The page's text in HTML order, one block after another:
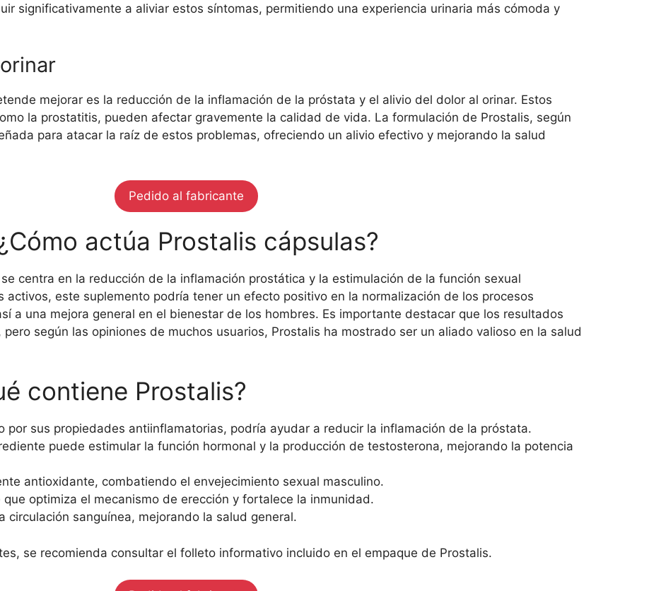
significativamente a aliviar estos síntomas, permitiendo una experiencia urinaria más cómoda y
mejorar es la reducción de la inflamación de la próstata y el alivio del dolor al orinar. Estos
la prostatitis, pueden afectar gravemente la calidad de vida. La formulación de Prostalis, según
para atacar la raíz de estos problemas, ofreciendo un alivio efectivo y mejorando la salud
Pedido al fabricante
actúa Prostalis cápsulas?
centra en la reducción de la inflamación prostática y la estimulación de la función sexual
activos, este suplemento podría tener un efecto positivo en la normalización de los procesos
a una mejora general en el bienestar de los hombres. Es importante destacar que los resultados
según las opiniones de muchos usuarios, Prostalis ha mostrado ser un aliado valioso en la salud
contiene Prostalis?
por sus propiedades antiinflamatorias, podría ayudar a reducir la inflamación de la próstata.
puede estimular la función hormonal y la producción de testosterona, mejorando la potencia
antioxidante, combatiendo el envejecimiento sexual masculino.
que optimiza el mecanismo de erección y fortalece la inmunidad.
circulación sanguínea, mejorando la salud general.
se recomienda consultar el folleto informativo incluido en el empaque de Prostalis.